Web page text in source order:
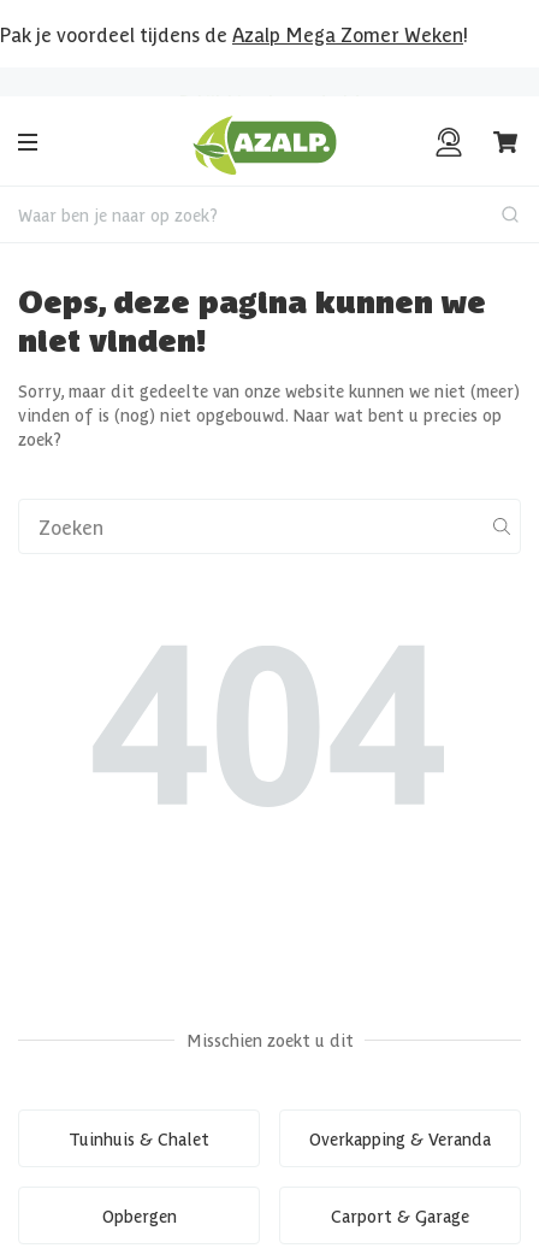
Pak je voordeel tijdens de Azalp Mega Zomer Weken!
Waar ben je naar op zoek?
Oeps, deze pagina kunnen we
niet vinden!
Sorry, maar dit gedeelte van onze website kunnen we niet (meer)
vinden of is (nog) niet opgebouwd. Naar wat bent u precies op
zoek?
Misschien zoekt u dit
Tuinhuis & Chalet Overkapping & Veranda
Opbergen Carport & Garage